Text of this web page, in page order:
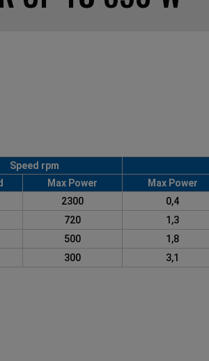
Speed rpm
Max Power Max Power
2300 0,4
720 1,3
500 1,8
300 3,1